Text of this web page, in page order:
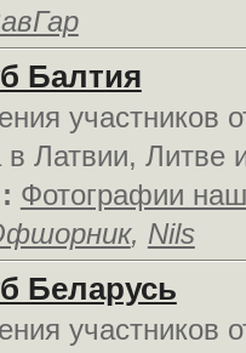
Балтия
участников
в Латвии, Литве
Фотографии
, Nils
Беларусь
участников